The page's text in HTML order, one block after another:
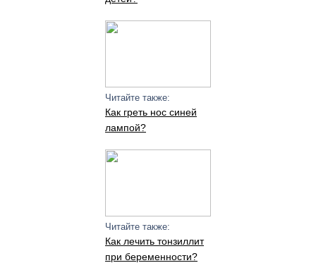
Читайте также:
Как греть нос синей
лампой?
Читайте также:
Как лечить тонзиллит
при беременности?